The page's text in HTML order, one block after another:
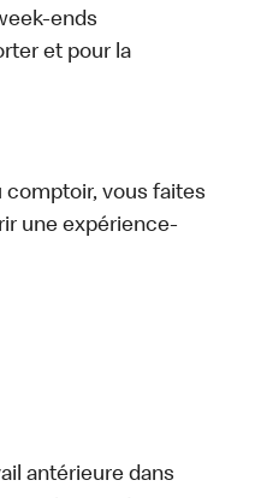
ends
et pour la
comptoir, vous faites
une expérience-
antérieure dans